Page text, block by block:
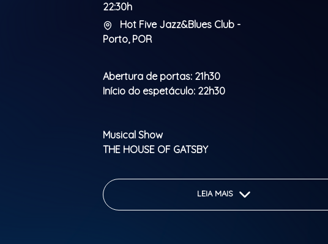
22:30h
Hot Five Jazz&Blues Club -
Porto, POR
Abertura de portas: 21h30
Início do espetáculo: 22h30
Musical Show
THE HOUSE OF GATSBY
Uma festa temática inspirada no glamour e
sofisticação dos anos 1920, como retratado no
romance"O Grande Gatsby"de F. Scott Fitzgerald
LEIA MAIS